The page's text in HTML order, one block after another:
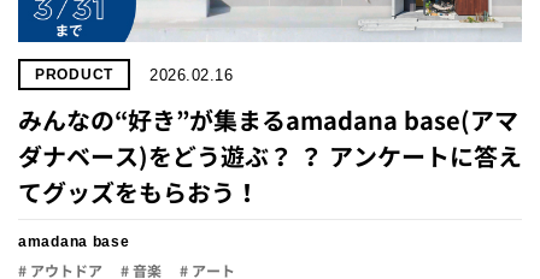
PRODUCT 2026.02.16
みんなの“好き”が集まるamadana base(アマ
ダナベース)をどう遊ぶ？ ？ アンケートに答え
てグッズをもらおう！
amadana base
# アウトドア # 音楽 # アート